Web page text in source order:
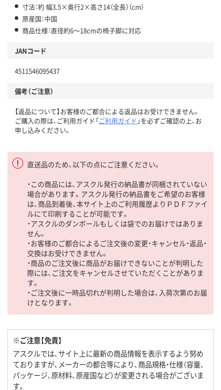
寸法：約 幅3.5×奥行2×高さ14（全長）（cm）
原産国：中国
商品仕様：直径約6～18cmの椅子脚に対応
JANコード
4511546095437
備考（ご注意）
【返品について】お客様のご都合による返品はお受けできません。
ご購入の際は、ご利用ガイド「ご利用ガイド 」を必ずご確認の上、お
申し込みください。
直送品のため、以下の点にご注意ください。
・この商品には、アスクル発行の納品書が同梱されていない
場合があります。アスクル発行の納品書をご希望のお客様
は、商品到着後、本サイト上のご利用履歴よりＰＤＦファイ
ルにて印刷することが可能です。
・アスクルのダンボールもしくは袋でのお届けではありま
せん。
・お客様のご都合によるご注文後の変更・キャンセル・返品・
交換はお受けできません。
・商品のご注文後に商品がお届けできないことが判明した
際には、ご注文をキャンセルさせていただくことがありま
す。
・ご注文後に一時品切れが判明した場合は、入荷次第のお届
けとなります。
※ご注意【免責】
アスクルでは、サイト上に最新の商品情報を表示するよう努め
ておりますが、メーカーの都合等により、商品規格・仕様（容量、
パッケージ、原材料、原産国など）が変更される場合がございま
す。